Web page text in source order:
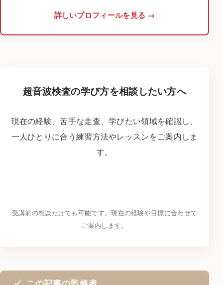
詳しいプロフィールを見る
超音波検査の学び方を相談したい方へ
現在の経験、苦手な走査、学びたい領域を確認し、
一人ひとりに合う練習方法やレッスンをご案内しま
す。
受講前の相談だけでも可能です。現在の経験や目標に合わせて
ご案内します。